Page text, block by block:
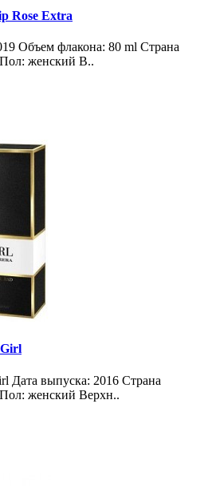
Rose Extra
Объем флакона: 80 ml Страна
Пол: женский В..
Дата выпуска: 2016 Страна
женский Верхн..